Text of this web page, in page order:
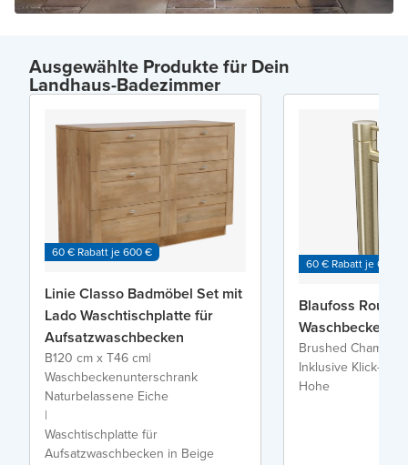
Ausgewählte Produkte für Dein
Landhaus-Badezimmer
60 € Rabatt je 600 €
Linie Classo Badmöbel Set mit
Lado Waschtischplatte für
Aufsatzwaschbecken
B120 cm x T46 cm|
Waschbeckenunterschrank
Naturbelassene Eiche
|
Waschtischplatte für
Aufsatzwaschbecken in Beige
60 € Rabatt je 600 €
Blaufoss Round
Waschbecken
Brushed
Inklusive Klick-
Hohe